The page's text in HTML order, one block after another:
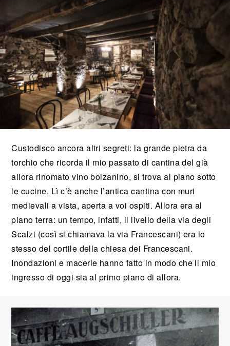
Custodisco ancora altri segreti: la grande pietra da
torchio che ricorda il mio passato di cantina del già
allora rinomato vino bolzanino, si trova al piano sotto
le cucine. Lì c’è anche l’antica cantina con muri
medievali a vista, aperta a voi ospiti. Allora era al
piano terra: un tempo, infatti, il livello della via degli
Scalzi (così si chiamava la via Francescani) era lo
stesso del cortile della chiesa dei Francescani.
Inondazioni e macerie hanno fatto in modo che il mio
ingresso di oggi sia al primo piano di allora.